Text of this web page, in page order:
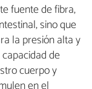
fuente de fibra,
sino que
la presión alta y
de
cuerpo y